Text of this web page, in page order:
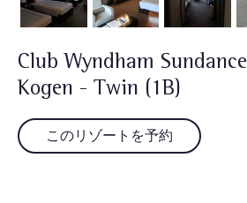
Club Wyndham
Kogen - Twin (1B)
このリゾートを予約